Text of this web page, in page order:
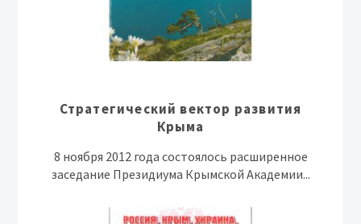
Стратегический вектор развития
Крыма
8 ноября 2012 года состоялось расширенное
заседание Президиума Крымской Академии...